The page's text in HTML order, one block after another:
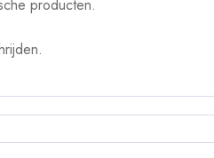
producten.